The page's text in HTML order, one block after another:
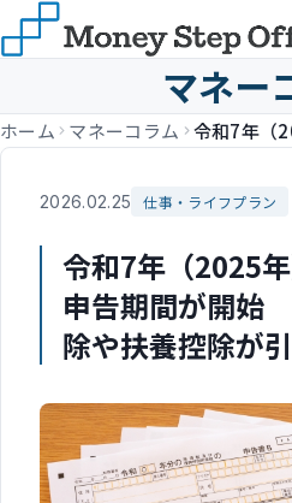
マネー
ホーム マネーコラム
2026.02.25 仕事・ライフプラン
令和7年（2025
申告期間が開始
除や扶養控除が